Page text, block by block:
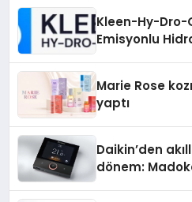
Kleen-Hy-Dro-
Emisyonlu
Marie Rose
yaptı
Daikin’den
dönem: